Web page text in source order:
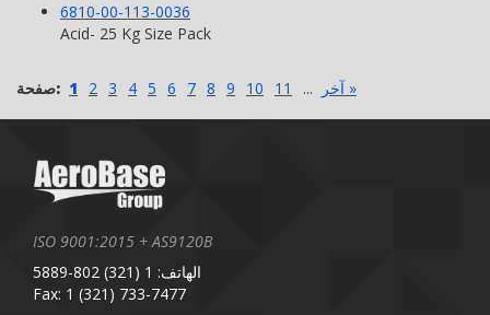
6810-00-113-0036
Acid- 25 Kg Size Pack
صفحة: 1 2 3 4 5 6 7 8 9 10 11 ... آخر »
ISO 9001:2015 + AS9120B
الهاتف: 1 (321) 802-5889
Fax: 1 (321) 733-7477